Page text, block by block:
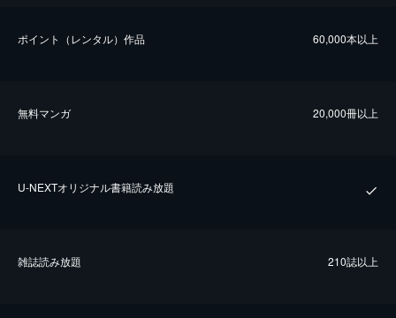
ポイント（レンタル）作品 60,000本以上
無料マンガ 20,000冊以上
U-NEXTオリジナル書籍読み放題
雑誌読み放題 210誌以上